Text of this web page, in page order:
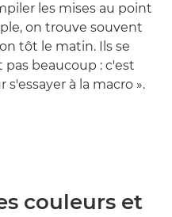
les mises au point
on trouve souvent
tôt le matin. Ils se
beaucoup : c'est
à la macro ».
couleurs et